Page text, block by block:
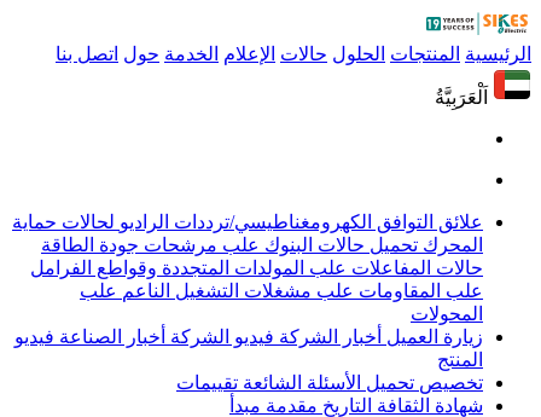
الرئيسية المنتجات الحلول حالات الإعلام الخدمة حول اتصل بنا
اَلْعَرَبِيَّةُ
علائق التوافق الكهرومغناطيسي/ترددات الراديو لحالات حماية
المحرك تحميل حالات البنوك علب مرشحات جودة الطاقة
حالات المفاعلات علب المولدات المتجددة وقواطع الفرامل
علب المقاومات علب مشغلات التشغيل الناعم علب
المحولات
زيارة العميل أخبار الشركة فيديو الشركة أخبار الصناعة فيديو
المنتج
تخصيص تحميل الأسئلة الشائعة تقييمات
شهادة الثقافة التاريخ مقدمة مبدأ